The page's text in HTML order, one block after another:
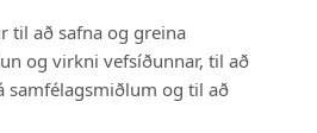
til að safna og greina
og virkni vefsíðunnar, til að
samfélagsmiðlum og til að